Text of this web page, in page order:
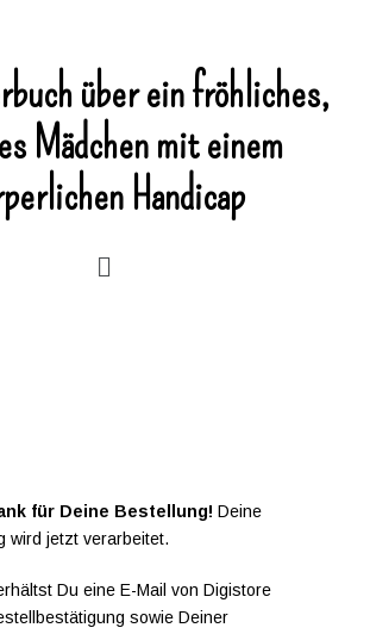
über ein fröhliches,
Mädchen mit einem
Handicap
für Deine Bestellung! Deine
wird jetzt verarbeitet.
Du eine E-Mail von Digistore
sowie Deiner